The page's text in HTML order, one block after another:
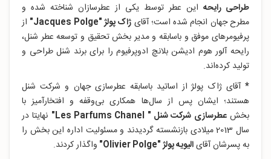
طراحی رایحه این عطر توسط یکی از عطرسازان شناخته شده و
مطرح جهان انجام شده است؛ آقای ژاک پولژ "Jacques Polge " از
پرفیومرهای موفق و باسابقه و مدیر بخش تحقیق و توسعه عطر شنل،
رایحه آلور هوم ادیشن بلانچ ادوپرفیوم را برای برند شنل طراحی و
تولید کرده‌اند.
*آقای ژاک پولژ از اساتید باسابقه عطرسازی جهان و شرکت شنل
هستند؛ ایشان پس از سال‌ها همکاری بی‌وقفه و افتخارآمیز با
بخشعطرسازی شرکت شنل " Les Parfums Chanel"
نهایتا در
سال 2013 میلادی بازنشسته گردیدند و مسئولیت اداره این بخش را
به پسرشان آقایالیویه پولژ "Olivier Polge" واگذار کردند.